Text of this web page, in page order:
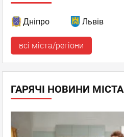
Дніпро Львів
всі міста/регіони
ГАРЯЧІ НОВИНИ МІСТА